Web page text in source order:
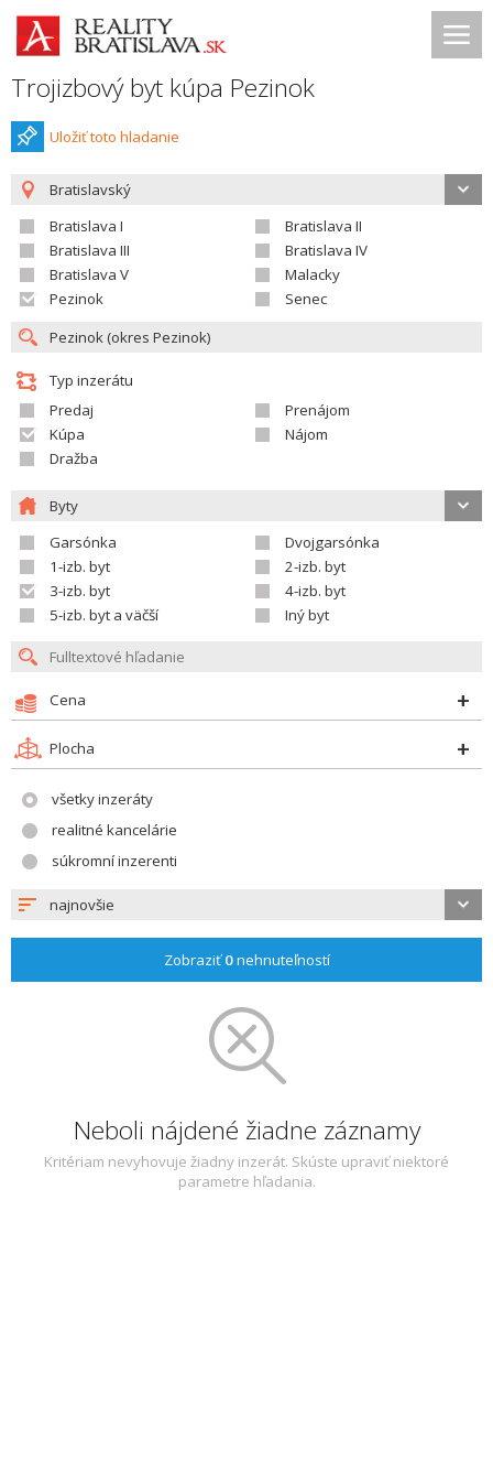
Trojizbový byt kúpa Pezinok
Uložiť toto hladanie
Bratislavský
Bratislava I
Bratislava II
Bratislava III
Bratislava IV
Bratislava V
Malacky
Pezinok
Senec
Typ inzerátu
Predaj
Prenájom
Kúpa
Nájom
Dražba
Byty
Garsónka
Dvojgarsónka
1-izb. byt
2-izb. byt
3-izb. byt
4-izb. byt
5-izb. byt a väčší
Iný byt
Cena
Plocha
všetky inzeráty
realitné kancelárie
súkromní inzerenti
najnovšie
Zobraziť0nehnuteľností
Neboli nájdené žiadne záznamy
Kritériam nevyhovuje žiadny inzerát. Skúste upraviť niektoré
parametre hľadania.